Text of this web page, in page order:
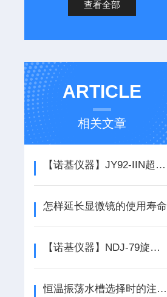
查看全部
ARTICLE
相关文章
【诺基仪器】JY92-IIN超声波细胞粉碎机*
怎样延长显微镜的使用寿命
【诺基仪器】NDJ-79旋转式粘度计厂家元旦*
恒温振荡水槽选择时的注意事项